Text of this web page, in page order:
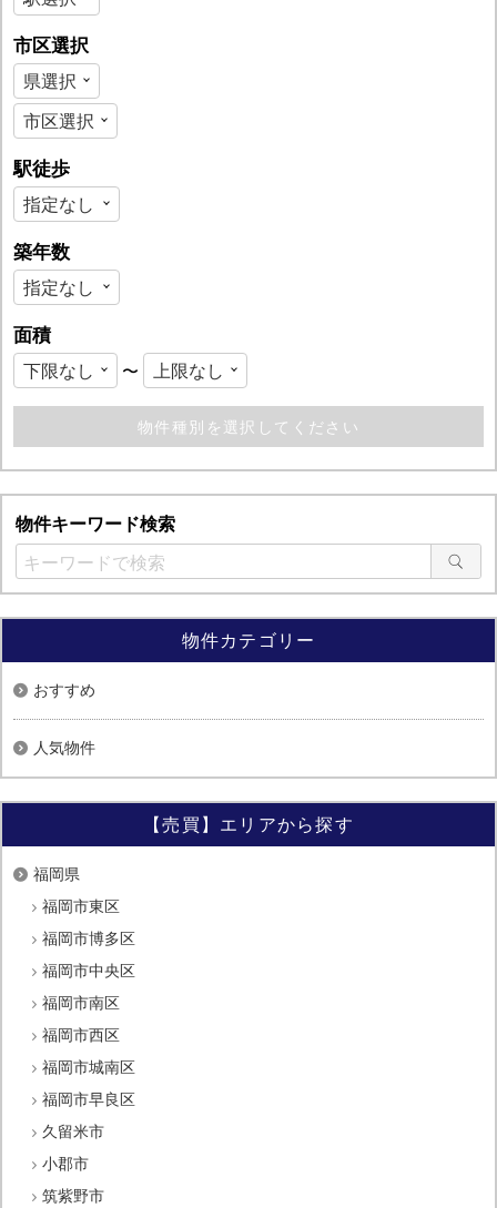
市区選択
駅徒歩
築年数
面積
〜
物件キーワード検索
物件カテゴリー
おすすめ
人気物件
【売買】エリアから探す
福岡県
福岡市東区
福岡市博多区
福岡市中央区
福岡市南区
福岡市西区
福岡市城南区
福岡市早良区
久留米市
小郡市
筑紫野市